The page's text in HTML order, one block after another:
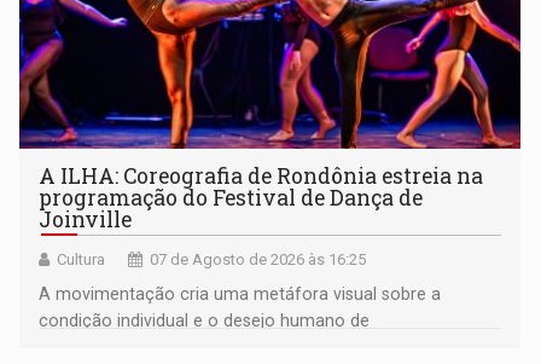
A ILHA: Coreografia de Rondônia estreia na
programação do Festival de Dança de
Joinville
Cultura 07 de Agosto de 2026 às 16:25
A movimentação cria uma metáfora visual sobre a
condição individual e o desejo humano de